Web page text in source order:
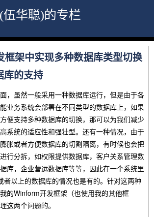
伍华聪)的专栏
架中实现多种数据库类型切换
库的支持
，虽然一般采用一种数据库运行，但是由于各
业务系统会部署在不同类型的数据库上，如果
便支持多种数据库的切换，那可以为我们减少
系统的适应性和强壮型。还有一种情况，由于
胀或者方便数据库的切割隔离，有时候也会把
行分拆，如权限提供数据库，客户关系管理数
库，企业营运数据库等等，因此在一个系统里
者以上的数据库的情况也是有的。针对这两种
的Winform开发框架（也使用我的其他框
这两个问题的。